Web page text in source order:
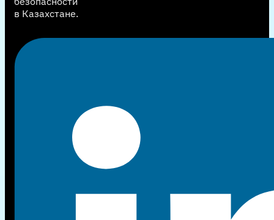
в Казахстане.